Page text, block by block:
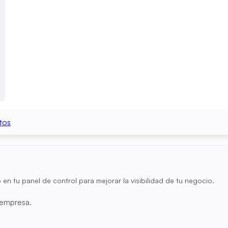
en tu panel de control para mejorar la visibilidad de tu negocio.